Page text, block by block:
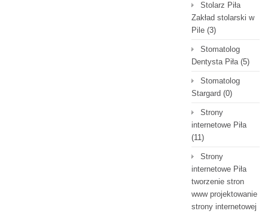
Stolarz Piła
Zakład stolarski w
Pile (3)
Stomatolog
Dentysta Piła(5)
Stomatolog
Stargard (0)
Strony
internetowe Piła
(11)
Strony
internetowe Piła
tworzenie stron
www projektowanie
strony internetowej